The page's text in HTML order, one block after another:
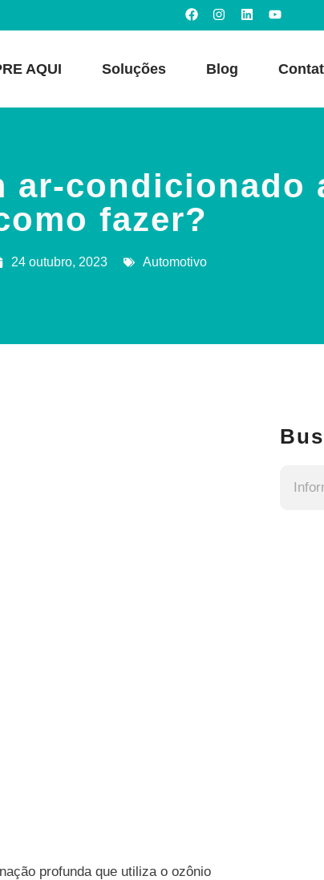
AQUI Soluções Blog
ar-condicionado
fazer?
24 outubro, 2023 Automotivo
profunda que utiliza o ozônio